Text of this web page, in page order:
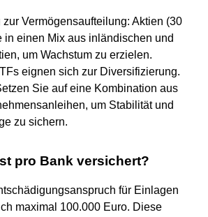
Vermögensaufteilung: Aktien (30
in einen Mix aus inländischen und
um Wachstum zu erzielen.
eignen sich zur Diversifizierung.
Sie auf eine Kombination aus
um Stabilität und
zu sichern.
pro Bank versichert?
für Einlagen
maximal 100.000 Euro. Diese